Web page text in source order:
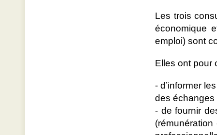
Les trois
économique
emploi) sont
Elles ont pour
- d’informer
des échanges
- de fournir